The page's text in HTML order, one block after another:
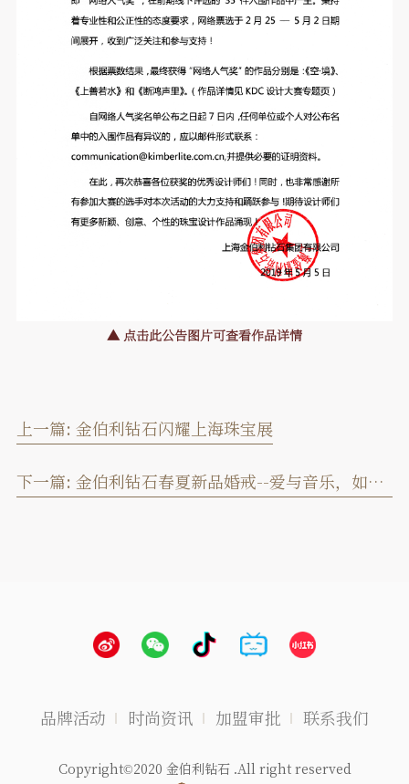
▲ 点击此公告图片可查看作品详情
上一篇: 金伯利钻石闪耀上海珠宝展
下一篇: 金伯利钻石春夏新品婚戒--爱与音乐，如影随形
品牌活动 时尚资讯 加盟审批 联系我们
Copyright©2020 金伯利钻石 .All right reserved